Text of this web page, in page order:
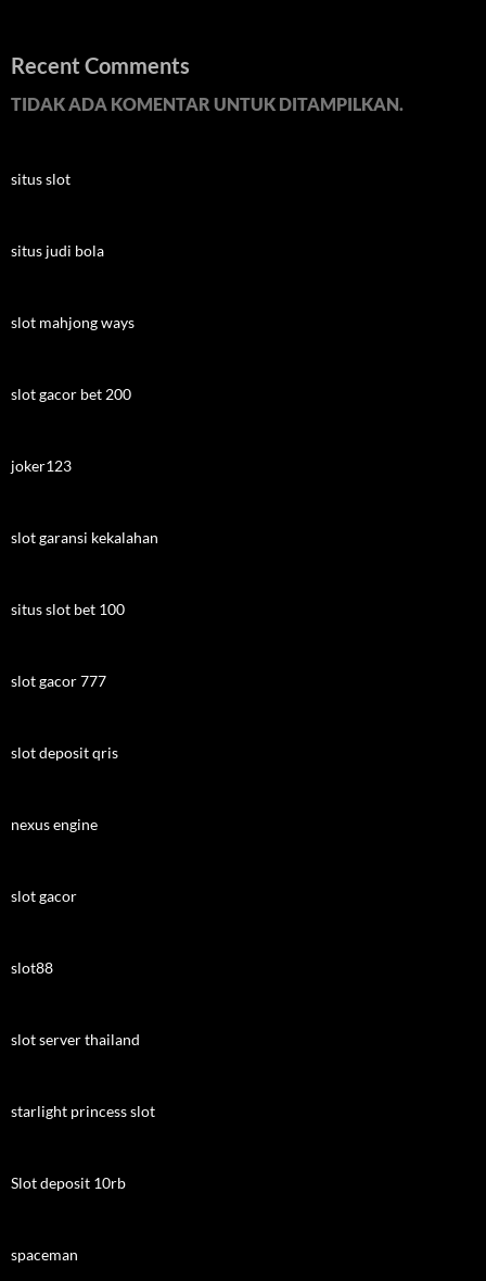
Recent Comments
TIDAK ADA KOMENTAR UNTUK DITAMPILKAN.
situs slot
situs judi bola
slot mahjong ways
slot gacor bet 200
joker123
slot garansi kekalahan
situs slot bet 100
slot gacor 777
slot deposit qris
nexus engine
slot gacor
slot88
slot server thailand
starlight princess slot
Slot deposit 10rb
spaceman